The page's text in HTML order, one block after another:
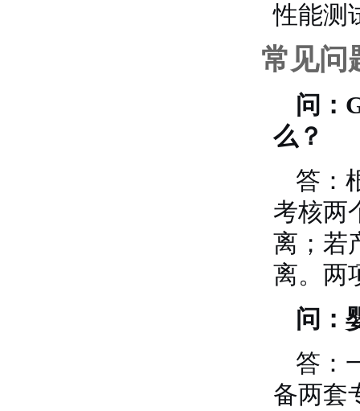
性能测
常见问
问：
么？
答：
考核两
离；若
离。两
问：
答：
备两套